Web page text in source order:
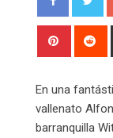
Pinterest
En una
vallenato
barranquilla